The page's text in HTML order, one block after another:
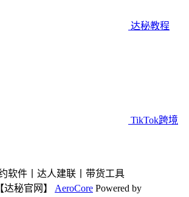
达秘教程
TikTok跨境
软件丨达人建联丨带货工具
达秘官网】 AeroCore Powered by